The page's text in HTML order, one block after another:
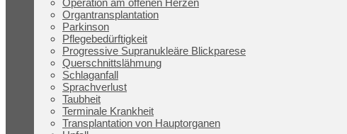
Operation am offenen Herzen
Organtransplantation
Parkinson
Pflegebedürftigkeit
Progressive Supranukleäre Blickparese
Querschnittslähmung
Schlaganfall
Sprachverlust
Taubheit
Terminale Krankheit
Transplantation von Hauptorganen